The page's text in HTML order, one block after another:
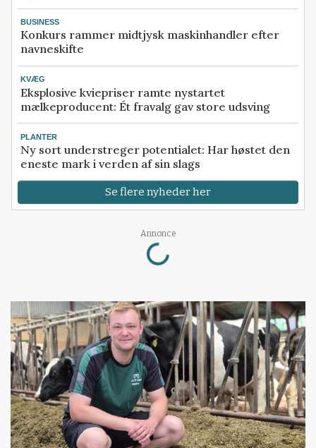
BUSINESS
Konkurs rammer midtjysk maskinhandler efter
navneskifte
KVÆG
Eksplosive kviepriser ramte nystartet
mælkeproducent: Ét fravalg gav store udsving
PLANTER
Ny sort understreger potentialet: Har høstet den
eneste mark i verden af sin slags
Se flere nyheder her
Annonce
Loading...